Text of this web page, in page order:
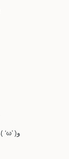
ご興味ございましたらぜひご連絡ください٩( ‘ω’ )و